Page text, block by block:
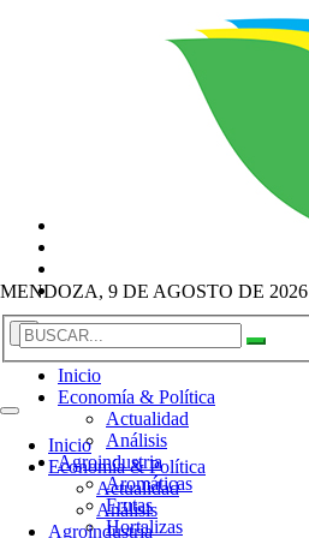
MENDOZA, 9 DE AGOSTO DE 2026
Inicio
Economía & Política
Actualidad
Análisis
Agroindustria
×
Inicio
Economía & Política
Actualidad
Análisis
Agroindustria
Aromáticas
Frutas
Hortalizas